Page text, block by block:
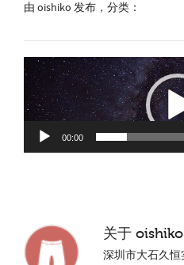
由 oishiko 发布，分类：
视
频
播
放
00:00
关于 oishiko
深圳市大石久